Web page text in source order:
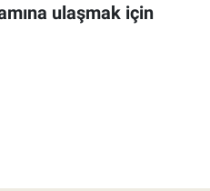
ulaşmak için